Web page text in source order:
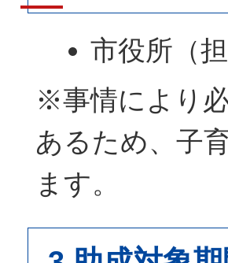
市役所（
※事情により
あるため、子
ます。